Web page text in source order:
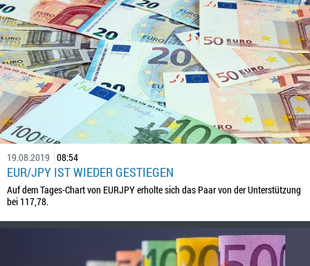
19.08.2019 08:54
EUR/JPY IST WIEDER GESTIEGEN
Auf dem Tages-Chart von EURJPY erholte sich das Paar von der Unterstützung
bei 117,78.